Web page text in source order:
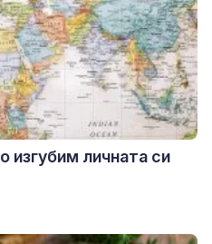
изгубим личната си